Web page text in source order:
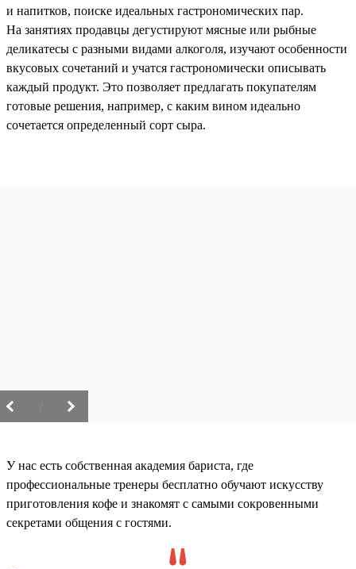
и напитков, поиске идеальных гастрономических пар.
На занятиях продавцы дегустируют мясные или рыбные
деликатесы с разными видами алкоголя, изучают особенности
вкусовых сочетаний и учатся гастрономически описывать
каждый продукт. Это позволяет предлагать покупателям
готовые решения, например, с каким вином идеально
сочетается определенный сорт сыра.
У нас есть собственная академия бариста, где
профессиональные тренеры бесплатно обучают искусству
приготовления кофе и знакомят с самыми сокровенными
секретами общения с гостями.